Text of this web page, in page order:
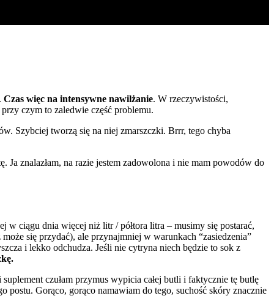
Czas więc na intensywne nawilżanie. W rzeczywistości,
czym to zaledwie część problemu.
Szybciej tworzą się na niej zmarszczki. Brrr, tego chyba
Ja znalazłam, na razie jestem zadowolona i nie mam powodów do
ciągu dnia więcej niż litr / półtora litra – musimy się postarać,
się przydać), ale przynajmniej w warunkach “zasiedzenia”
i lekko odchudza. Jeśli nie cytryna niech będzie to sok z
czułam przymus wypicia całej butli i faktycznie tę butlę
postu. Gorąco, gorąco namawiam do tego, suchość skóry znacznie